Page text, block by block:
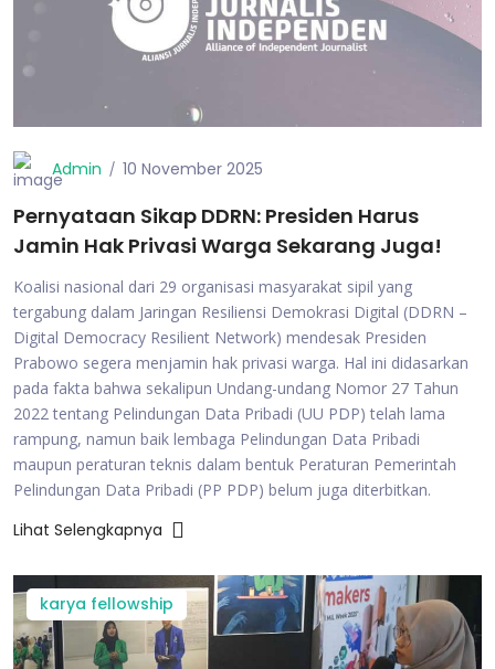
Admin 10 November 2025
Pernyataan Sikap DDRN: Presiden Harus
Jamin Hak Privasi Warga Sekarang Juga!
Koalisi nasional dari 29 organisasi masyarakat sipil yang
tergabung dalam Jaringan Resiliensi Demokrasi Digital (DDRN –
Digital Democracy Resilient Network) mendesak Presiden
Prabowo segera menjamin hak privasi warga. Hal ini didasarkan
pada fakta bahwa sekalipun Undang-undang Nomor 27 Tahun
2022 tentang Pelindungan Data Pribadi (UU PDP) telah lama
rampung, namun baik lembaga Pelindungan Data Pribadi
maupun peraturan teknis dalam bentuk Peraturan Pemerintah
Pelindungan Data Pribadi (PP PDP) belum juga diterbitkan.
Lihat Selengkapnya
karya fellowship